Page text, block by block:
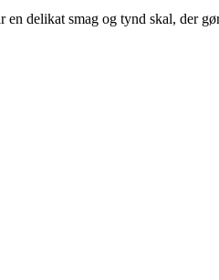
delikat smag og tynd skal, der